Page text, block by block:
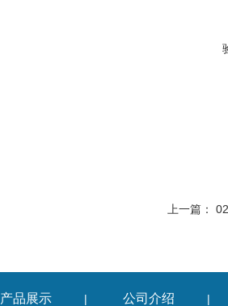
上一篇：
产品展示 | 公司介绍 |